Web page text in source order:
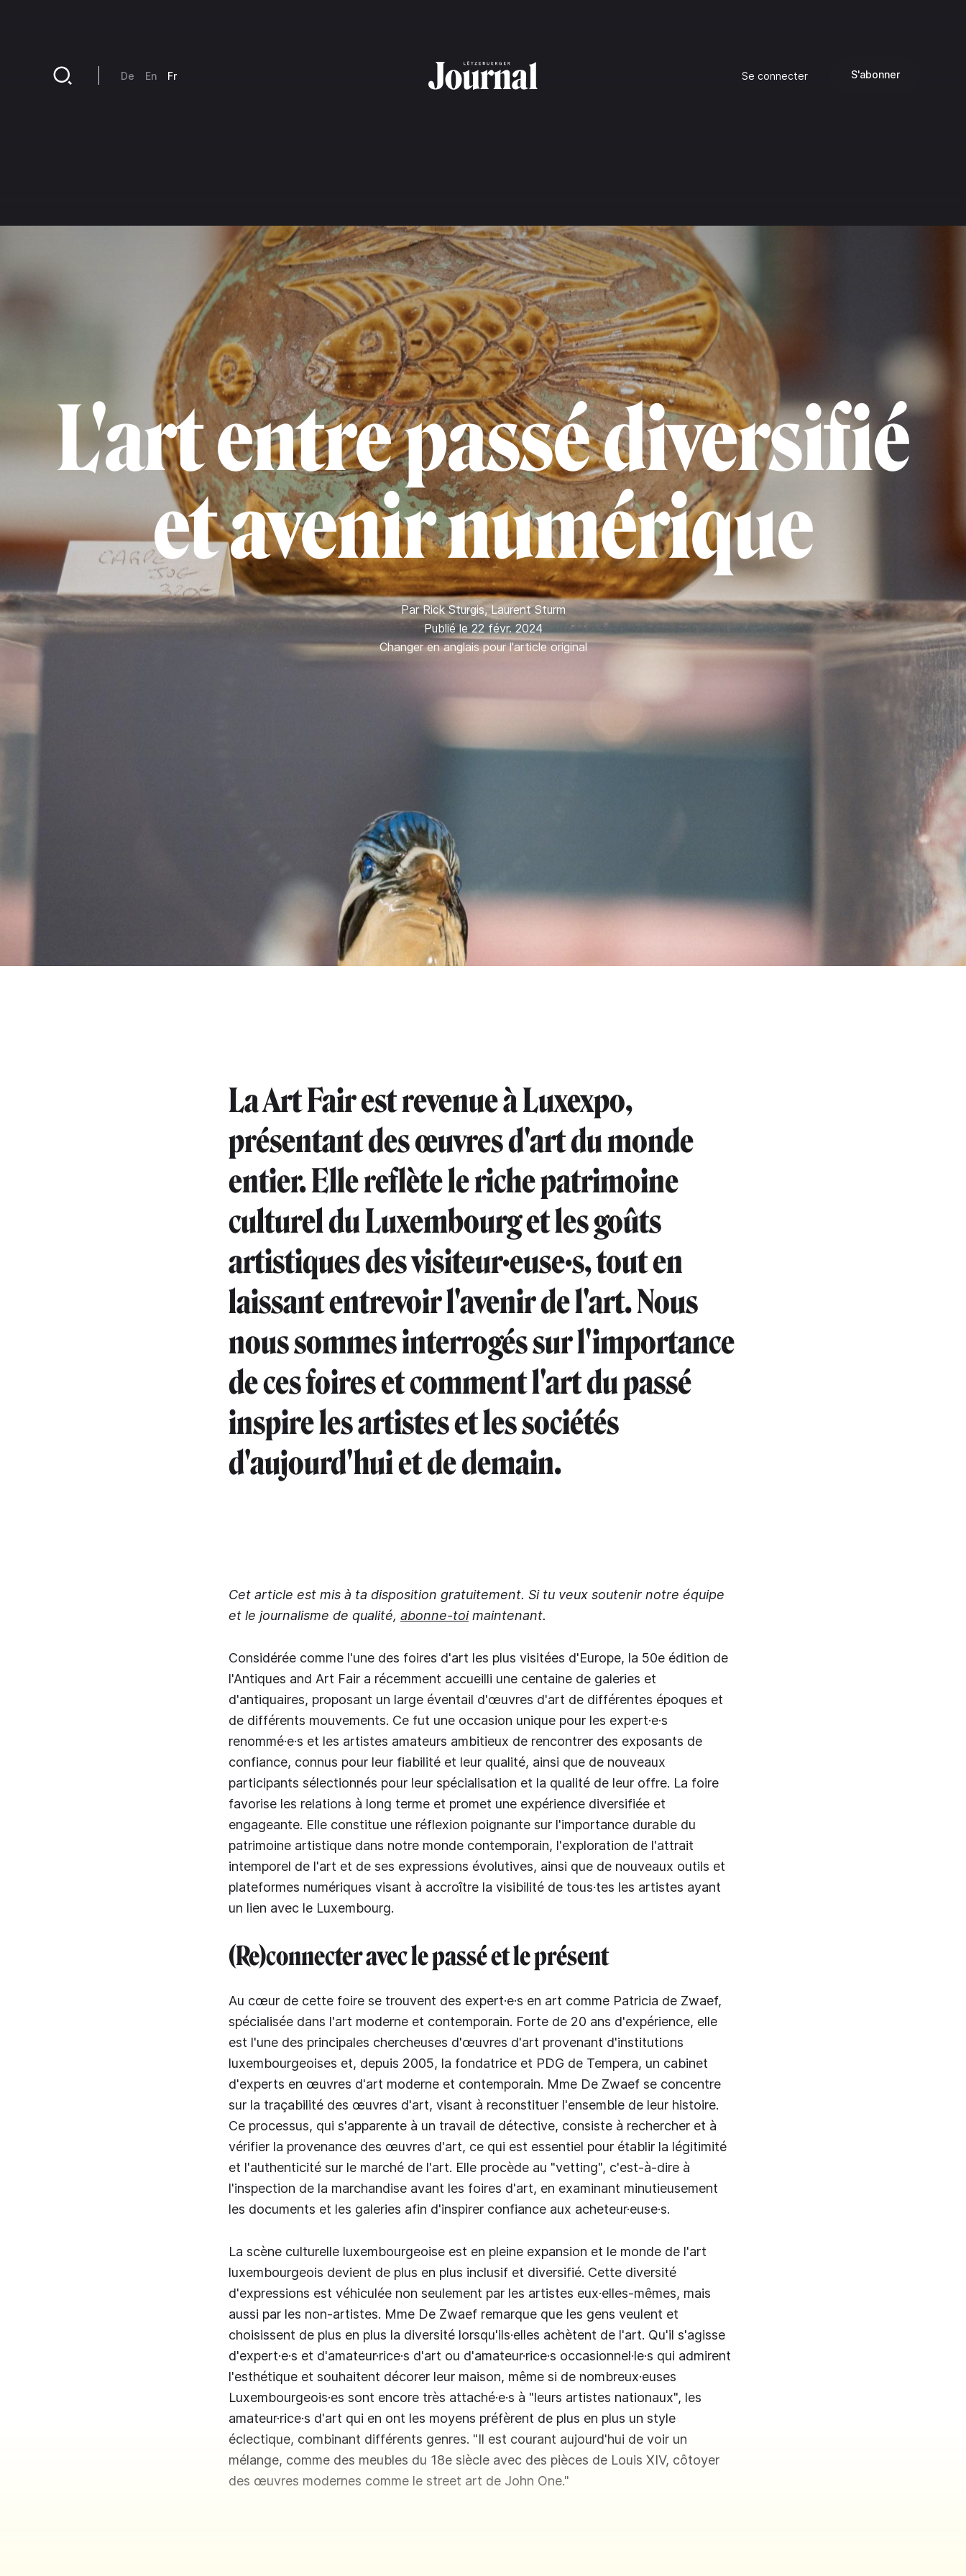
Se connecter S'abonner
De En Fr
L'art entre passé diversifié
et avenir numérique
ParRick Sturgis,Laurent Sturm
Publié le 22 févr. 2024
Changer en anglais pour l'article original
La Art Fair est revenue à Luxexpo,
présentant des œuvres d'art du monde
entier. Elle reflète le riche patrimoine
culturel du Luxembourg et les goûts
artistiques des visiteur·euse·s, tout en
laissant entrevoir l'avenir de l'art. Nous
nous sommes interrogés sur l'importance
de ces foires et comment l'art du passé
inspire les artistes et les sociétés
d'aujourd'hui et de demain.
Cet article est mis à ta disposition gratuitement. Si tu veux soutenir notre équipe
et le journalisme de qualité, abonne-toimaintenant.
Considérée comme l'une des foires d'art les plus visitées d'Europe, la 50e édition de
l'Antiques and Art Fair a récemment accueilli une centaine de galeries et
d'antiquaires, proposant un large éventail d'œuvres d'art de différentes époques et
de différents mouvements. Ce fut une occasion unique pour les expert·e·s
renommé·e·s et les artistes amateurs ambitieux de rencontrer des exposants de
confiance, connus pour leur fiabilité et leur qualité, ainsi que de nouveaux
participants sélectionnés pour leur spécialisation et la qualité de leur offre. La foire
favorise les relations à long terme et promet une expérience diversifiée et
engageante. Elle constitue une réflexion poignante sur l'importance durable du
patrimoine artistique dans notre monde contemporain, l'exploration de l'attrait
intemporel de l'art et de ses expressions évolutives, ainsi que de nouveaux outils et
plateformes numériques visant à accroître la visibilité de tous·tes les artistes ayant
un lien avec le Luxembourg.
(Re)connecter avec le passé et le présent
Au cœur de cette foire se trouvent des expert·e·s en art comme Patricia de Zwaef,
spécialisée dans l'art moderne et contemporain. Forte de 20 ans d'expérience, elle
est l'une des principales chercheuses d'œuvres d'art provenant d'institutions
luxembourgeoises et, depuis 2005, la fondatrice et PDG de Tempera, un cabinet
d'experts en œuvres d'art moderne et contemporain. Mme De Zwaef se concentre
sur la traçabilité des œuvres d'art, visant à reconstituer l'ensemble de leur histoire.
Ce processus, qui s'apparente à un travail de détective, consiste à rechercher et à
vérifier la provenance des œuvres d'art, ce qui est essentiel pour établir la légitimité
et l'authenticité sur le marché de l'art. Elle procède au "vetting", c'est-à-dire à
l'inspection de la marchandise avant les foires d'art, en examinant minutieusement
les documents et les galeries afin d'inspirer confiance aux acheteur·euse·s.
La scène culturelle luxembourgeoise est en pleine expansion et le monde de l'art
luxembourgeois devient de plus en plus inclusif et diversifié. Cette diversité
d'expressions est véhiculée non seulement par les artistes eux·elles-mêmes, mais
aussi par les non-artistes. Mme De Zwaef remarque que les gens veulent et
choisissent de plus en plus la diversité lorsqu'ils·elles achètent de l'art. Qu'il s'agisse
d'expert·e·s et d'amateur·rice·s d'art ou d'amateur·rice·s occasionnel·le·s qui admirent
l'esthétique et souhaitent décorer leur maison, même si de nombreux·euses
Luxembourgeois·es sont encore très attaché·e·s à "leurs artistes nationaux", les
amateur·rice·s d'art qui en ont les moyens préfèrent de plus en plus un style
éclectique, combinant différents genres. "Il est courant aujourd'hui de voir un
mélange, comme des meubles du 18e siècle avec des pièces de Louis XIV, côtoyer
des œuvres modernes comme le street art de John One."